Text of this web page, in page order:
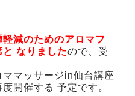
減のためのアロマフ
なりましたので、受
マッサージin仙台講座
開催する 予定です。